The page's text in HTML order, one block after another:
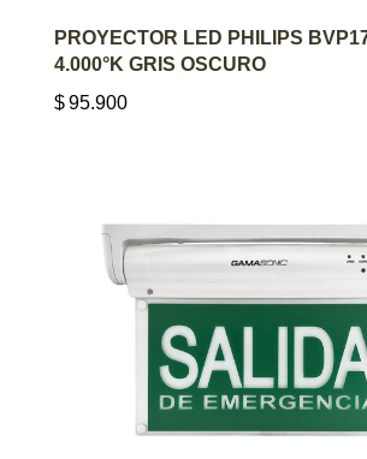
AGREGAR AL CARRITO
PROYECTOR LED PHILIPS
4.000°K GRIS OSCURO
$95.900